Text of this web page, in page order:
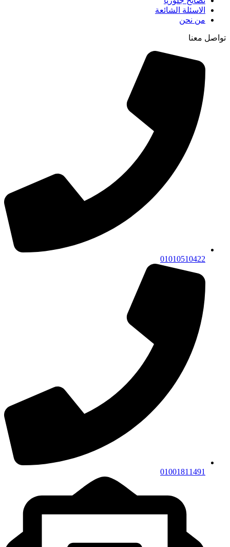
الاسئلة الشائعة
من نحن
تواصل معنا
01010510422
01001811491